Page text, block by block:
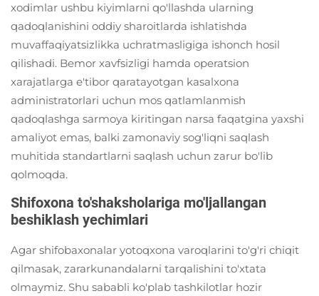
xodimlar ushbu kiyimlarni qo'llashda ularning
qadoqlanishini oddiy sharoitlarda ishlatishda
muvaffaqiyatsizlikka uchratmasligiga ishonch hosil
qilishadi. Bemor xavfsizligi hamda operatsion
xarajatlarga e'tibor qaratayotgan kasalxona
administratorlari uchun mos qatlamlanmish
qadoqlashga sarmoya kiritingan narsa faqatgina yaxshi
amaliyot emas, balki zamonaviy sog'liqni saqlash
muhitida standartlarni saqlash uchun zarur bo'lib
qolmoqda.
Shifoxona to'shaksholariga mo'ljallangan
beshiklash yechimlari
Agar shifobaxonalar yotoqxona varoqlarini to'g'ri chiqit
qilmasak, zararkunandalarni tarqalishini to'xtata
olmaymiz. Shu sababli ko'plab tashkilotlar hozir